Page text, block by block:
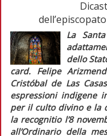
La
dello
card. Felipe
Cristóbal de Las
espressioni indigene
per il culto divino e la
la recognitiol’8
all’Ordinario della